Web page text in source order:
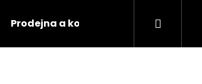
Prodejna a kontakty Hledat